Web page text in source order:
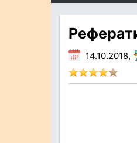
14.10.2018,